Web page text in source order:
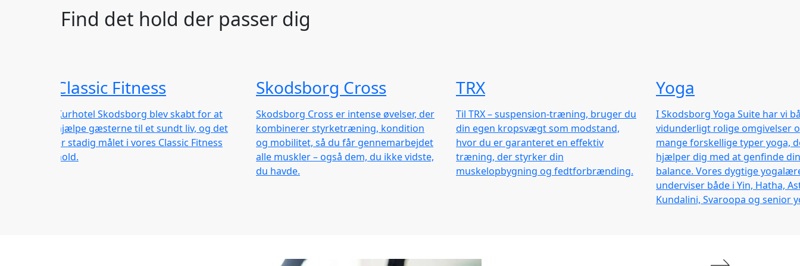
Find det hold der passer dig
Classic Fitness
Kurhotel Skodsborg blev skabt for at
hjælpe gæsterne til et sundt liv, og det
er stadig målet i vores Classic Fitness
hold.
Skodsborg Cross
Skodsborg Cross er intense øvelser, der
kombinerer styrketræning, kondition
og mobilitet, så du får gennemarbejdet
alle muskler – også dem, du ikke vidste,
du havde.
TRX
Til TRX – suspension-træning, bruger du
din egen kropsvægt som modstand,
hvor du er garanteret en effektiv
træning, der styrker din
muskelopbygning og fedtforbrænding.
Yoga
I Skodsborg Yoga Suite har vi
vidunderligt rolige omgivelser
mange forskellige typer yoga,
hjælper dig med at genfinde
balance. Vores dygtige
underviser både i Yin, Hatha,
Kundalini, Svaroopa og senior